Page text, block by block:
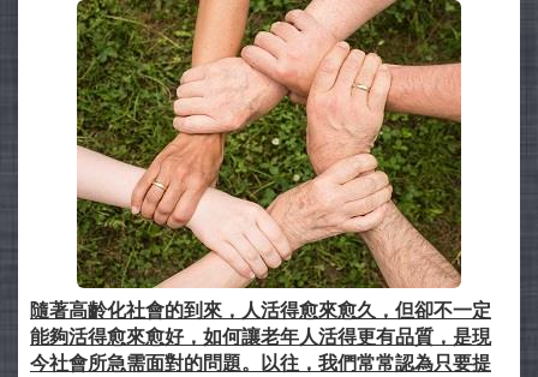
隨著高齡化社會的到來，人活得愈來愈久，但卻不一定
能夠活得愈來愈好，如何讓老年人活得更有品質，是現
今社會所急需面對的問題。以往，我們常常認為只要提